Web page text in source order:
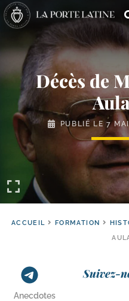
Décès de
PUBLIÉ LE7
ACCUEIL FORMATION
Suivez-
Anecdotes